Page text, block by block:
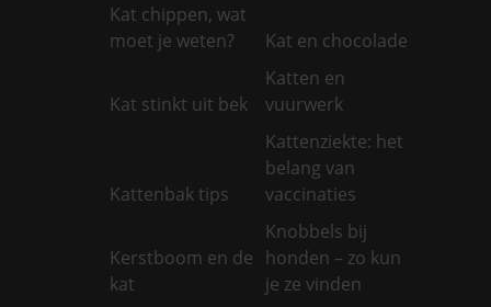
Kat chippen, wat
moet je weten?
Kat en chocolade
Kat stinkt uit bek
Katten en
vuurwerk
Kattenbak tips
Kattenziekte: het
belang van
vaccinaties
Kerstboom en de
kat
Knobbels bij
honden – zo kun
je ze vinden